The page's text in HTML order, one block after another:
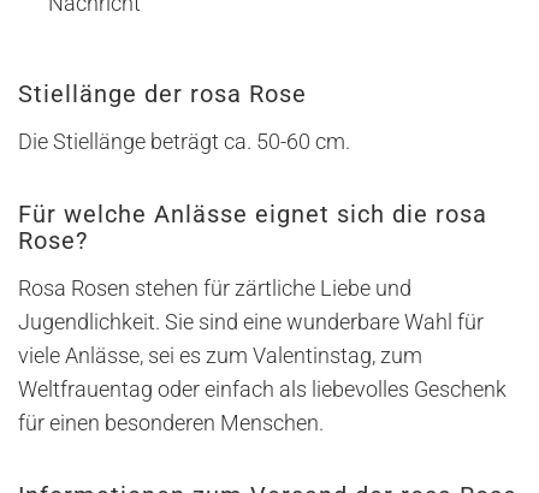
Stiellänge der rosa Rose
Die Stiellänge beträgt ca. 50-60 cm.
Für welche Anlässe eignet sich die rosa
Rose?
Rosa Rosen stehen für zärtliche Liebe und
Jugendlichkeit. Sie sind eine wunderbare Wahl für
viele Anlässe, sei es zum Valentinstag, zum
Weltfrauentag oder einfach als liebevolles Geschenk
für einen besonderen Menschen.